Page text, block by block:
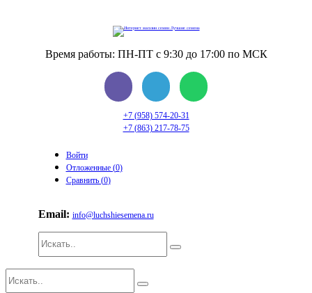
Время работы: ПН-ПТ с 9:30 до 17:00 по МСК
+7 (958) 574-20-31
+7 (863) 217-78-75
Войти
Отложенные (0)
Сравнить (0)
Email: info@luchshiesemena.ru